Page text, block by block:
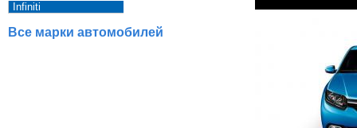
Infiniti
Все марки автомобилей